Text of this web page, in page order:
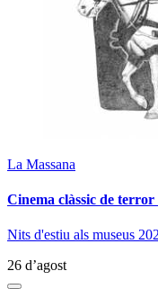
La Massana
Cinema clàssic de
Nits d'estiu als museus
26 d’agost